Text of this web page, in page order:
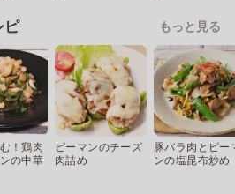
ピ もっと見る
！鶏肉
の中華
ピーマンのチーズ
肉詰め
豚バラ肉とピー
ンの塩昆布炒め